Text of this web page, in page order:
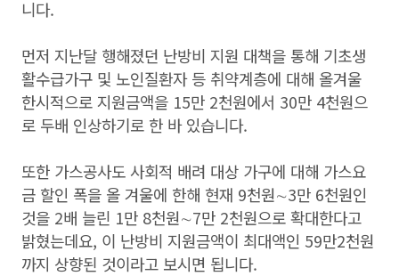
니다.
먼저 지난달 행해졌던 난방비 지원 대책을 통해 기초생
활수급가구 및 노인질환자 등 취약계층에 대해 올겨울
한시적으로 지원금액을 15만 2천원에서 30만 4천원으
로 두배 인상하기로 한 바 있습니다.
또한 가스공사도 사회적 배려 대상 가구에 대해 가스요
금 할인 폭을 올 겨울에 한해 현재 9천원∼3만 6천원인
것을 2배 늘린 1만 8천원∼7만 2천원으로 확대한다고
밝혔는데요, 이 난방비 지원금액이 최대액인 59만2천원
까지 상향된 것이라고 보시면 됩니다.